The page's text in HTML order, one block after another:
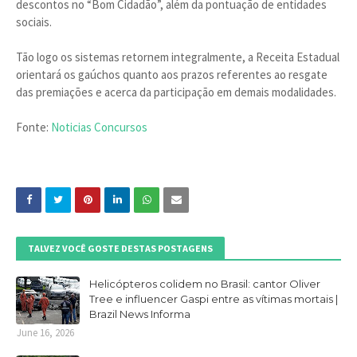
descontos no “Bom Cidadão”, além da pontuação de entidades
sociais.
Tão logo os sistemas retornem integralmente, a Receita Estadual
orientará os gaúchos quanto aos prazos referentes ao resgate
das premiações e acerca da participação em demais modalidades.
Fonte: Noticias Concursos
TALVEZ VOCÊ GOSTE DESTAS POSTAGENS
Helicópteros colidem no Brasil: cantor Oliver
Tree e influencer Gaspi entre as vítimas mortais |
Brazil News Informa
June 16, 2026